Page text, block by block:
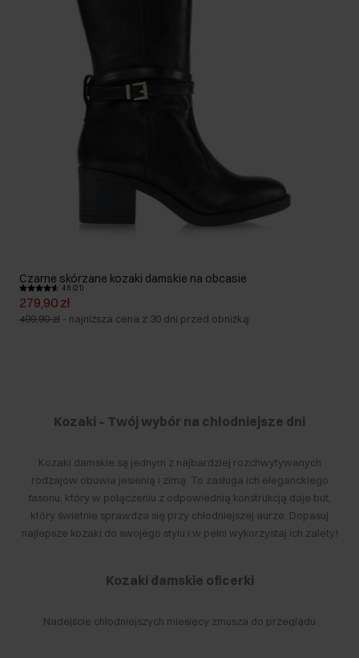
Czarne skórzane kozaki damskie na obcasie
4.6 (21)
279,90 zł
499,90 zł - najniższa cena z 30 dni przed obniżką
Kozaki – Twój wybór na chłodniejsze dni
Kozaki damskie są jednym z najbardziej rozchwytywanych
rodzajów obuwia jesienią i zimą. To zasługa ich eleganckiego
fasonu, który w połączeniu z odpowiednią konstrukcją daje but,
który świetnie sprawdza się przy chłodniejszej aurze. Dopasuj
najlepsze kozaki do swojego stylu i w pełni wykorzystaj ich zalety!
Kozaki damskie oficerki
Nadejście chłodniejszych miesięcy zmusza do przeglądu